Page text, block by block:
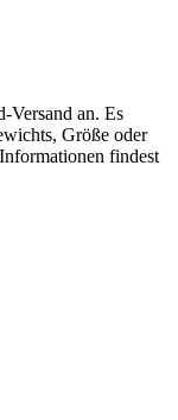
Versand an. Es
Größe oder
findest